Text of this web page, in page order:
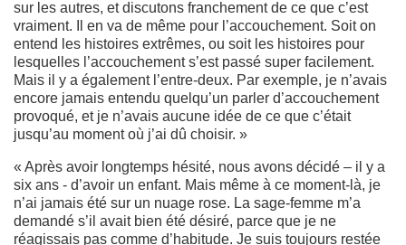
sur les autres, et discutons franchement de ce que c’est
vraiment. Il en va de même pour l’accouchement. Soit on
entend les histoires extrêmes, ou soit les histoires pour
lesquelles l’accouchement s’est passé super facilement.
Mais il y a également l’entre-deux. Par exemple, je n’avais
encore jamais entendu quelqu’un parler d’accouchement
provoqué, et je n’avais aucune idée de ce que c’était
jusqu’au moment où j’ai dû choisir. »
« Après avoir longtemps hésité, nous avons décidé – il y a
six ans - d’avoir un enfant. Mais même à ce moment-là, je
n’ai jamais été sur un nuage rose. La sage-femme m’a
demandé s’il avait bien été désiré, parce que je ne
réagissais pas comme d’habitude. Je suis toujours restée